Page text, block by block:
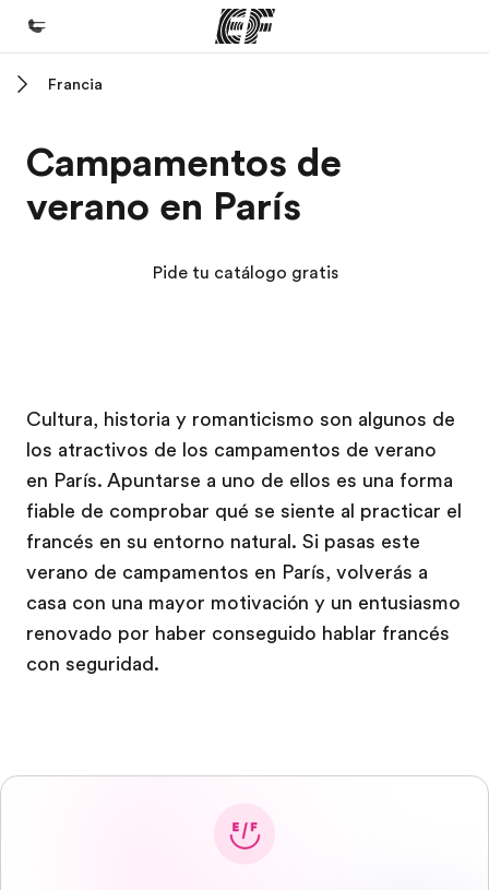
Programas
Ver todo lo que hacemos
Trabajos
Únete al equipo
Francia
Campamentos de
verano en París
Pide tu catálogo gratis
Cultura, historia y romanticismo son algunos de
los atractivos de los campamentos de verano
en París. Apuntarse a uno de ellos es una forma
fiable de comprobar qué se siente al practicar el
francés en su entorno natural. Si pasas este
verano de campamentos en París, volverás a
casa con una mayor motivación y un entusiasmo
renovado por haber conseguido hablar francés
con seguridad.